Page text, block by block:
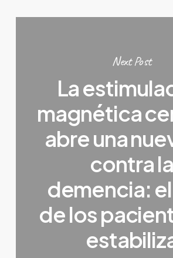
Next Post
La
magnética
abre una
contra la
demencia:
de los